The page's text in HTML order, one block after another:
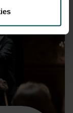
gegevens